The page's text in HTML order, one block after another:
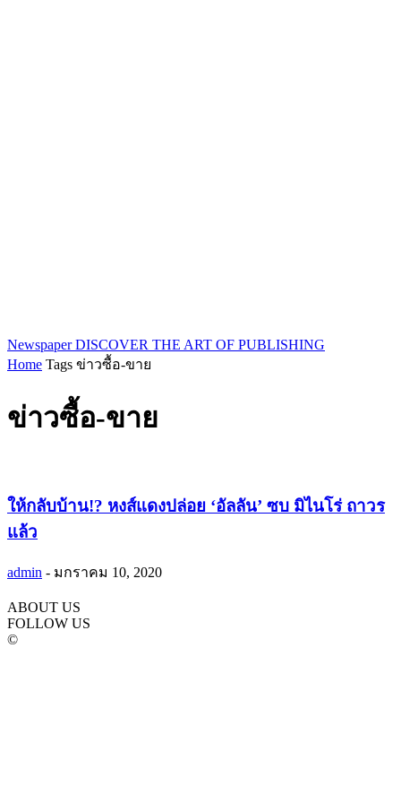
Newspaper DISCOVER THE ART OF PUBLISHING
Home Tags ข่าวซื้อ-ขาย
ข่าวซื้อ-ขาย
ให้กลับบ้าน!? หงส์แดงปล่อย ‘อัลลัน’ ซบ มิไนโร่ ถาวร
แล้ว
admin - มกราคม 10, 2020
ABOUT US
FOLLOW US
©